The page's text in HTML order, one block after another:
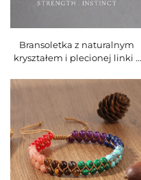
Bransoletka z naturalnym
kryształem i plecionej linki –
bransoletka z labradoritem i
leczniczym kamieniem,
minimalistyczne biżuteria
boho dla kobiet – BS-0403